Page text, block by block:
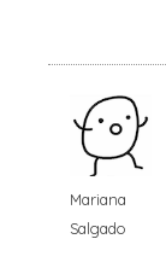
Mariana
Salgado